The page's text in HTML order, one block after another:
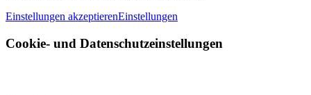
Einstellungen akzeptierenEinstellungen
Cookie- und Datenschutzeinstellungen